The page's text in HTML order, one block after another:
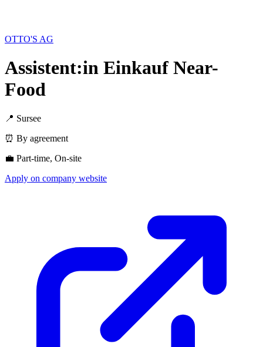
OTTO'S AG
Assistent:in Einkauf Near-
Food
📍 Sursee
⏰ By agreement
💼 Part-time, On-site
Apply on company website